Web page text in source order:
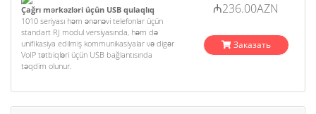
Çağrı mərkəzləri üçün USB qulaqlıq
1010 seriyası həm ənənəvi telefonlar üçün
standart RJ modul versiyasında, həm də
unifikasiya edilmiş kommunikasiyalar və digər
VoIP tətbiqləri üçün USB bağlantısında
təqdim olunur.
₼236.00AZN
Заказать